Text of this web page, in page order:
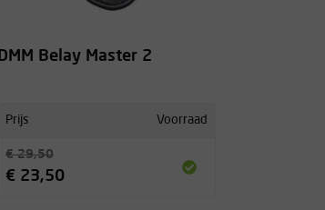
DMM Belay Master 2
Prijs Voorraad
€ 29,50
€ 23,50